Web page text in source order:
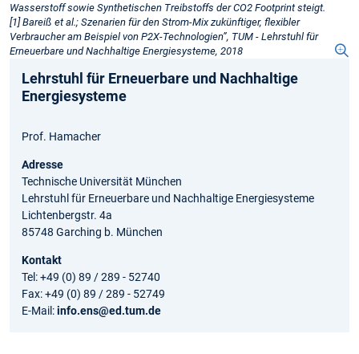
Wasserstoff sowie Synthetischen Treibstoffs der CO2 Footprint steigt.
[1] Bareiß et al.; Szenarien für den Strom-Mix zukünftiger, flexibler
Verbraucher am Beispiel von P2X-Technologien”, TUM - Lehrstuhl für
Erneuerbare und Nachhaltige Energiesysteme, 2018
Lehrstuhl für Erneuerbare und Nachhaltige
Energiesysteme
Prof. Hamacher
Adresse
Technische Universität München
Lehrstuhl für Erneuerbare und Nachhaltige Energiesysteme
Lichtenbergstr. 4a
85748 Garching b. München
Kontakt
Tel: +49 (0) 89 / 289 - 52740
Fax: +49 (0) 89 / 289 - 52749
E-Mail:info.ens@ed.tum.de